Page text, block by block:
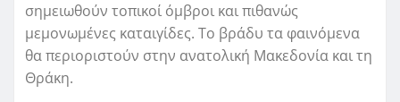
σημειωθούν τοπικοί όμβροι και πιθανώς
μεμονωμένες καταιγίδες. Το βράδυ τα φαινόμενα
θα περιοριστούν στην ανατολική Μακεδονία και τη
Θράκη.